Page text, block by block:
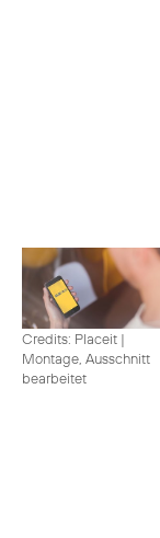
Credits: Placeit |
Montage, Ausschnitt
bearbeitet